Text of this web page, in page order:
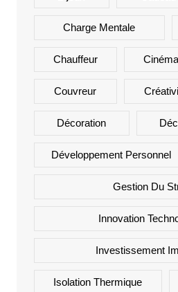
Charge Mentale
Chauffeur Cinéma
Couvreur
Décoration
Développement Personnel
Gestion Du
Innovation
Investissement
Isolation Thermique